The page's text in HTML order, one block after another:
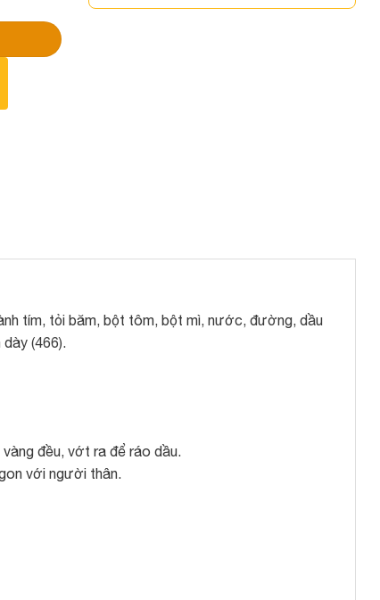
tím, tỏi băm, bột tôm, bột mì, nước, đường, dầu
(466).
đều, vớt ra để ráo dầu.
với người thân.